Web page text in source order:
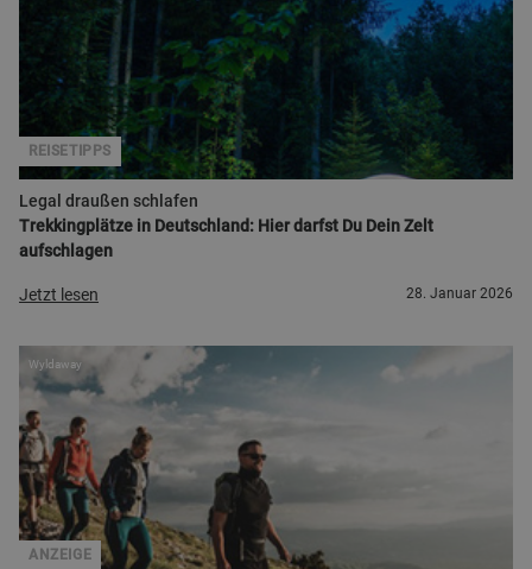
Legal draußen schlafen
Trekkingplätze in Deutschland: Hier darfst Du Dein Zelt
aufschlagen
REISETIPPS
Jetzt lesen 28. Januar 2026
ANZEIGE
Wyldaway